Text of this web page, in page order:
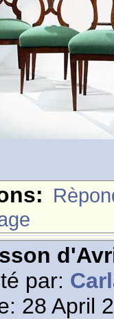
par:
28 April